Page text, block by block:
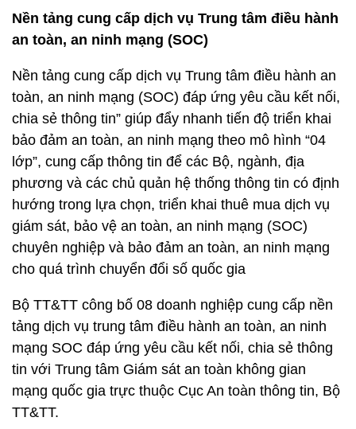
Nền tảng cung cấp dịch vụ Trung tâm điều hành
an toàn, an ninh mạng (SOC)
Nền tảng cung cấp dịch vụ Trung tâm điều hành an
toàn, an ninh mạng (SOC) đáp ứng yêu cầu kết nối,
chia sẻ thông tin” giúp đẩy nhanh tiến độ triển khai
bảo đảm an toàn, an ninh mạng theo mô hình “04
lớp”, cung cấp thông tin để các Bộ, ngành, địa
phương và các chủ quản hệ thống thông tin có định
hướng trong lựa chọn, triển khai thuê mua dịch vụ
giám sát, bảo vệ an toàn, an ninh mạng (SOC)
chuyên nghiệp và bảo đảm an toàn, an ninh mạng
cho quá trình chuyển đổi số quốc gia
Bộ TT&TT công bố 08 doanh nghiệp cung cấp nền
tảng dịch vụ trung tâm điều hành an toàn, an ninh
mạng SOC đáp ứng yêu cầu kết nối, chia sẻ thông
tin với Trung tâm Giám sát an toàn không gian
mạng quốc gia trực thuộc Cục An toàn thông tin, Bộ
TT&TT.